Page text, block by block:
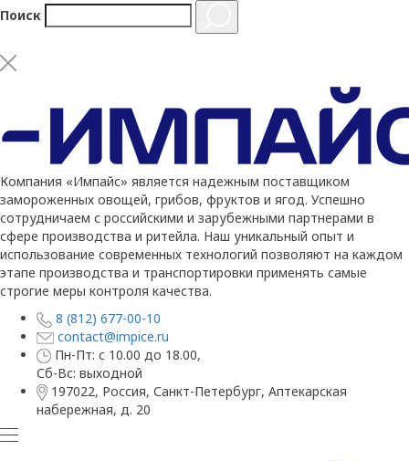
Поиск
Компания «Импайс» является надежным поставщиком
замороженных овощей, грибов, фруктов и ягод. Успешно
сотрудничаем с российскими и зарубежными партнерами в
сфере производства и ритейла. Наш уникальный опыт и
использование современных технологий позволяют на каждом
этапе производства и транспортировки применять самые
строгие меры контроля качества.
8 (812) 677-00-10
contact@impice.ru
Пн-Пт: с 10.00 до 18.00,
Сб-Вс: выходной
197022, Россия, Санкт-Петербург, Аптекарская
набережная, д. 20